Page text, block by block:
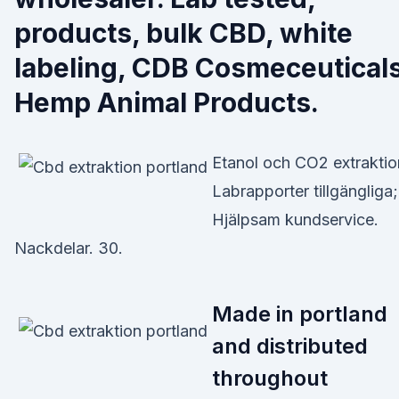
products, bulk CBD, white
labeling, CDB
Hemp Animal Products.
Etanol och CO2
Labrapporter tillgängliga;
Hjälpsam kundservice.
Nackdelar. 30.
Made in portland
and distributed
throughout